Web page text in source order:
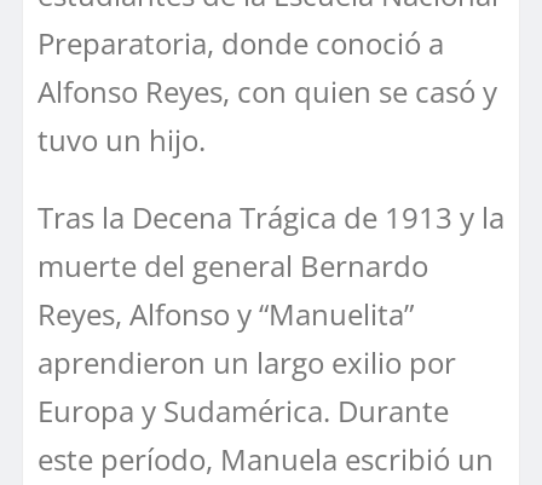
Preparatoria, donde conoció a
Alfonso Reyes, con quien se casó y
tuvo un hijo.
Tras la Decena Trágica de 1913 y la
muerte del general Bernardo
Reyes, Alfonso y “Manuelita”
aprendieron un largo exilio por
Europa y Sudamérica. Durante
este período, Manuela escribió un